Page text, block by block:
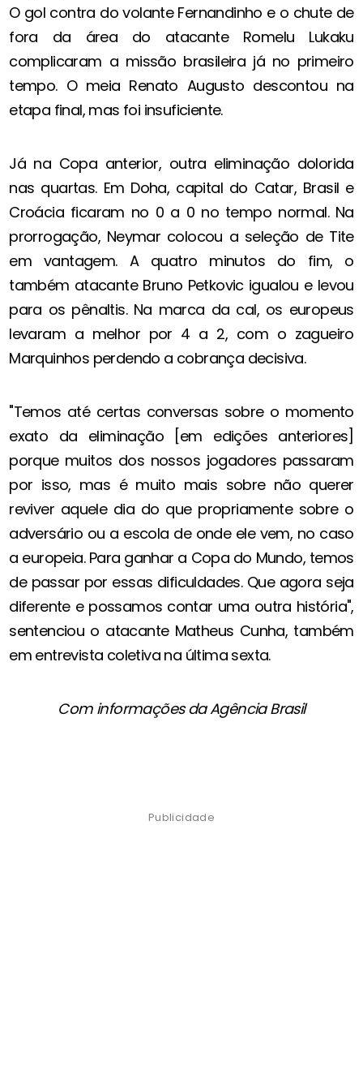
O gol contra do volante Fernandinho e o chute de
fora da área do atacante Romelu Lukaku
complicaram a missão brasileira já no primeiro
tempo. O meia Renato Augusto descontou na
etapa final, mas foi insuficiente.
Já na Copa anterior, outra eliminação dolorida
nas quartas. Em Doha, capital do Catar, Brasil e
Croácia ficaram no 0 a 0 no tempo normal. Na
prorrogação, Neymar colocou a seleção de Tite
em vantagem. A quatro minutos do fim, o
também atacante Bruno Petkovic igualou e levou
para os pênaltis. Na marca da cal, os europeus
levaram a melhor por 4 a 2, com o zagueiro
Marquinhos perdendo a cobrança decisiva.
"Temos até certas conversas sobre o momento
exato da eliminação [em edições anteriores]
porque muitos dos nossos jogadores passaram
por isso, mas é muito mais sobre não querer
reviver aquele dia do que propriamente sobre o
adversário ou a escola de onde ele vem, no caso
a europeia. Para ganhar a Copa do Mundo, temos
de passar por essas dificuldades. Que agora seja
diferente e possamos contar uma outra história",
sentenciou o atacante Matheus Cunha, também
em entrevista coletiva na última sexta.
Com informações da Agência Brasil
Publicidade